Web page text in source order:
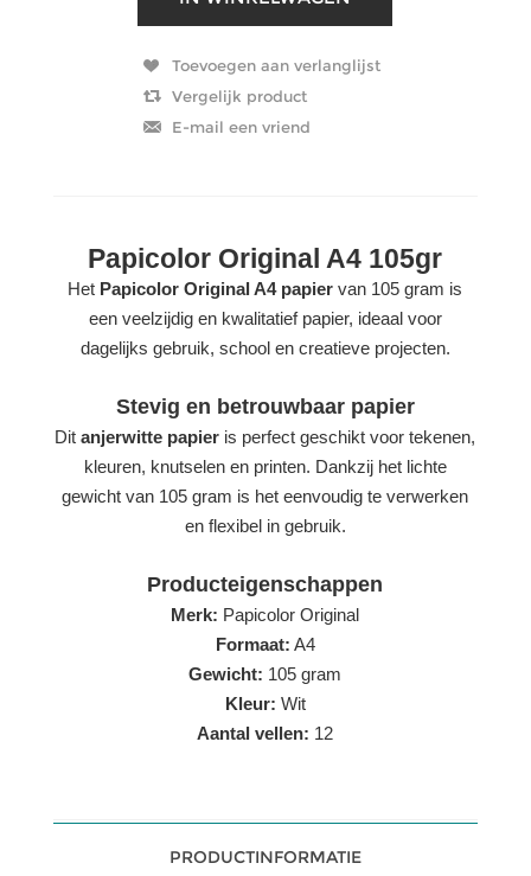
Papicolor Original A4 105gr
Het Papicolor Original A4 papier van 105 gram is
een veelzijdig en kwalitatief papier, ideaal voor
dagelijks gebruik, school en creatieve projecten.
Stevig en betrouwbaar papier
Ditanjerwitte papier is perfect geschikt voor tekenen,
kleuren, knutselen en printen. Dankzij het lichte
gewicht van 105 gram is het eenvoudig te verwerken
en flexibel in gebruik.
Producteigenschappen
Merk: Papicolor Original
Formaat: A4
Gewicht: 105 gram
Kleur: Wit
Aantal vellen: 12
PRODUCTINFORMATIE